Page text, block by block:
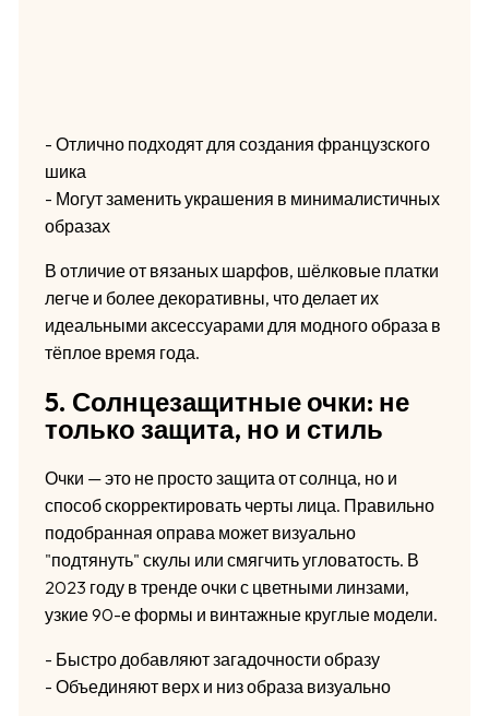
- Отлично подходят для создания французского
шика
- Могут заменить украшения в минималистичных
образах
В отличие от вязаных шарфов, шёлковые платки
легче и более декоративны, что делает их
идеальными аксессуарами для модного образа в
тёплое время года.
5. Солнцезащитные очки: не
только защита, но и стиль
Очки — это не просто защита от солнца, но и
способ скорректировать черты лица. Правильно
подобранная оправа может визуально
"подтянуть" скулы или смягчить угловатость. В
2023 году в тренде очки с цветными линзами,
узкие 90-е формы и винтажные круглые модели.
- Быстро добавляют загадочности образу
- Объединяют верх и низ образа визуально